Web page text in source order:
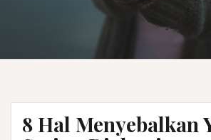
8 Hal Menyebalkan